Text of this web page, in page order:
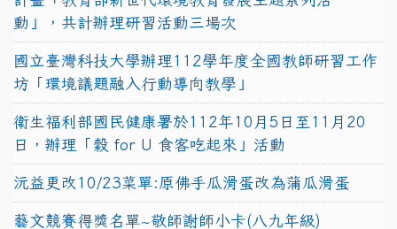
動」，共計辦理研習活動三場次
國立臺灣科技大學辦理112學年度全國教師研習工作
坊「環境議題融入行動導向教學」
衛生福利部國民健康署於112年10月5日至11月20
日，辦理「穀 for U 食客吃起來」活動
沅益更改10/23菜單:原佛手瓜滑蛋改為蒲瓜滑蛋
藝文競賽得獎名單~敬師謝師小卡(八九年級)